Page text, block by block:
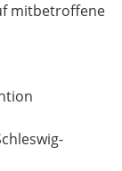
mitbetroffene